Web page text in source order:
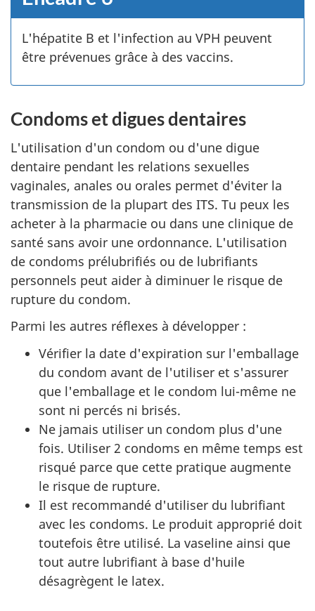
L'hépatite B et l'infection au VPH peuvent
être prévenues grâce à des vaccins.
Condoms et digues dentaires
L'utilisation d'un condom ou d'une digue
dentaire pendant les relations sexuelles
vaginales, anales ou orales permet d'éviter la
transmission de la plupart des ITS. Tu peux les
acheter à la pharmacie ou dans une clinique de
santé sans avoir une ordonnance. L'utilisation
de condoms prélubrifiés ou de lubrifiants
personnels peut aider à diminuer le risque de
rupture du condom.
Parmi les autres réflexes à développer :
Vérifier la date d'expiration sur l'emballage
du condom avant de l'utiliser et s'assurer
que l'emballage et le condom lui-même ne
sont ni percés ni brisés.
Ne jamais utiliser un condom plus d'une
fois. Utiliser 2 condoms en même temps est
risqué parce que cette pratique augmente
le risque de rupture.
Il est recommandé d'utiliser du lubrifiant
avec les condoms. Le produit approprié doit
toutefois être utilisé. La vaseline ainsi que
tout autre lubrifiant à base d'huile
désagrègent le latex.